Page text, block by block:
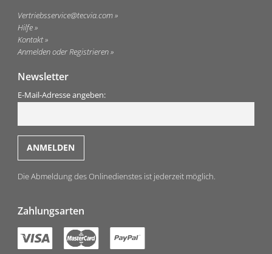
Vertriebsservice@tecvia.com
Hilfe
Kontakt
Anmelden oder Registrieren
Newsletter
E-Mail-Adresse angeben:
Die Abmeldung des Onlinedienstes ist jederzeit möglich.
Zahlungsarten